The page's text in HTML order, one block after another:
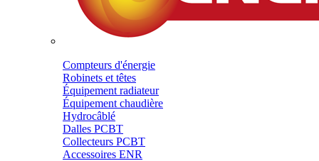
Compteurs d'énergie
Robinets et têtes
Équipement radiateur
Équipement chaudière
Hydrocâblé
Dalles PCBT
Collecteurs PCBT
Accessoires ENR